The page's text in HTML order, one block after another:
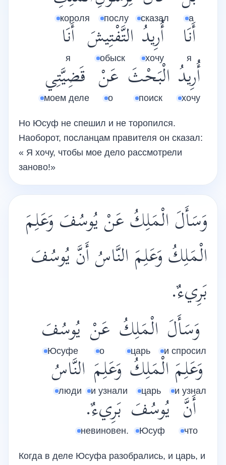
а
сказал
послу
короля
أَنَا
я
أُرِيدُ
хочу
التَّفْتِيشَ
обыск
أَنَا
я
أُرِيدُ
хочу
الْبَحْثَ
поиск
عَنْ
о
قَضِيَّتِي
моем деле
Но Юсуф не спешил и не торопился.
Наоборот, посланцам правителя он сказал:
« Я хочу, чтобы мое дело рассмотрели
заново!»
وَسَأَلَ الْمَلِكُ عَنْ يُوسُفَ وَعَلِمَ
الْمَلِكُ وَعَلِمَ النَّاسُ أَنَّ يُوسُفَ
بَرِيءٌ.
وَسَأَلَ
и спросил
الْمَلِكُ
царь
عَنْ
о
يُوسُفَ
Юсуфе
وَعَلِمَ
и узнал
الْمَلِكُ
царь
وَعَلِمَ
и узнали
النَّاسُ
люди
أَنَّ
что
يُوسُفَ
Юсуф
بَرِيءٌ.
невиновен.
Когда в деле Юсуфа разобрались, и царь, и